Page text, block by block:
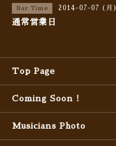
Bar Time 2014-07-07 (月)
通常営業日
Top Page
Coming Soon !
Musicians Photo